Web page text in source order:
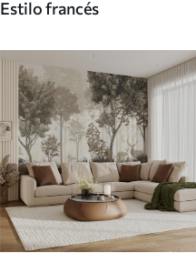
Estilo francés